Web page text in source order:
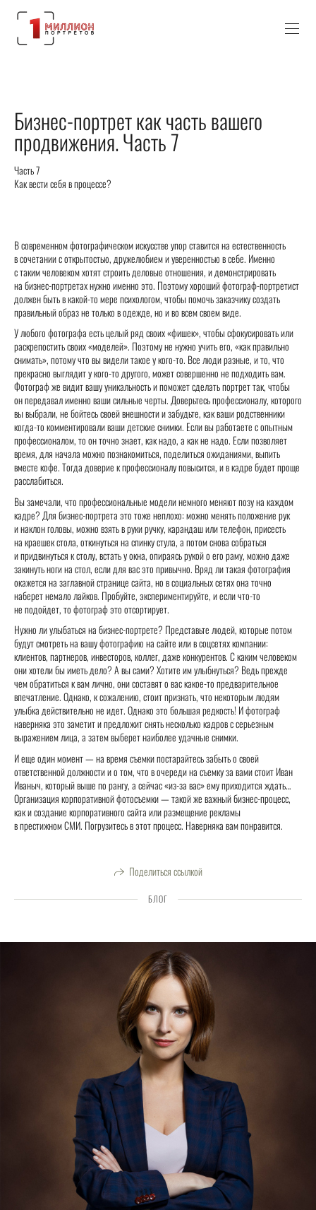
Бизнес-портрет как часть вашего
продвижения. Часть 7
Часть 7
Как вести себя в процессе?
В современном фотографическом искусстве упор ставится на естественность
в сочетании с открытостью, дружелюбием и уверенностью в себе. Именно
с таким человеком хотят строить деловые отношения, и демонстрировать
на бизнес-портретах нужно именно это. Поэтому хороший фотограф-портретист
должен быть в какой-то мере психологом, чтобы помочь заказчику создать
правильный образ не только в одежде, но и во всем своем виде.
У любого фотографа есть целый ряд своих «фишек», чтобы сфокусировать или
раскрепостить своих «моделей». Поэтому не нужно учить его, «как правильно
снимать», потому что вы видели такое у кого-то. Все люди разные, и то, что
прекрасно выглядит у кого-то другого, может совершенно не подходить вам.
Фотограф же видит вашу уникальность и поможет сделать портрет так, чтобы
он передавал именно ваши сильные черты. Доверьтесь профессионалу, которого
вы выбрали, не бойтесь своей внешности и забудьте, как ваши родственники
когда-то комментировали ваши детские снимки. Если вы работаете с опытным
профессионалом, то он точно знает, как надо, а как не надо. Если позволяет
время, для начала можно познакомиться, поделиться ожиданиями, выпить
вместе кофе. Тогда доверие к профессионалу повысится, и в кадре будет проще
расслабиться.
Вы замечали, что профессиональные модели немного меняют позу на каждом
кадре? Для бизнес-портрета это тоже неплохо: можно менять положение рук
и наклон головы, можно взять в руки ручку, карандаш или телефон, присесть
на краешек стола, откинуться на спинку стула, а потом снова собраться
и придвинуться к столу, встать у окна, опираясь рукой о его раму, можно даже
закинуть ноги на стол, если для вас это привычно. Вряд ли такая фотография
окажется на заглавной странице сайта, но в социальных сетях она точно
наберет немало лайков. Пробуйте, экспериментируйте, и если что-то
не подойдет, то фотограф это отсортирует.
Нужно ли улыбаться на бизнес-портрете? Представьте людей, которые потом
будут смотреть на вашу фотографию на сайте или в соцсетях компании:
клиентов, партнеров, инвесторов, коллег, даже конкурентов. С каким человеком
они хотели бы иметь дело? А вы сами? Хотите им улыбнуться? Ведь прежде
чем обратиться к вам лично, они составят о вас какое-то предварительное
впечатление. Однако, к сожалению, стоит признать, что некоторым людям
улыбка действительно не идет. Однако это большая редкость! И фотограф
наверняка это заметит и предложит снять несколько кадров с серьезным
выражением лица, а затем выберет наиболее удачные снимки.
И еще один момент — на время съемки постарайтесь забыть о своей
ответственной должности и о том, что в очереди на съемку за вами стоит Иван
Иваныч, который выше по рангу, а сейчас «из-за вас» ему приходится ждать…
Организация корпоративной фотосъемки — такой же важный бизнес-процесс,
как и создание корпоративного сайта или размещение рекламы
в престижном СМИ. Погрузитесь в этот процесс. Наверняка вам понравится.
Поделиться ссылкой
БЛОГ